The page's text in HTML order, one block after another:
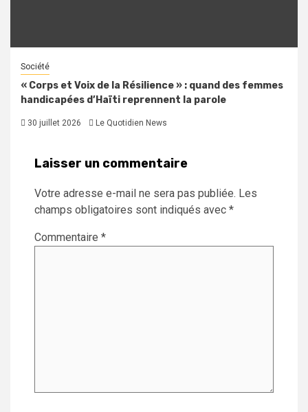
Société
« Corps et Voix de la Résilience » : quand des femmes
handicapées d’Haïti reprennent la parole
30 juillet 2026 Le Quotidien News
Laisser un commentaire
Votre adresse e-mail ne sera pas publiée. Les
champs obligatoires sont indiqués avec *
Commentaire *